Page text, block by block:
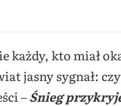
każdy, kto miał
jasny sygnał:
–Śnieg